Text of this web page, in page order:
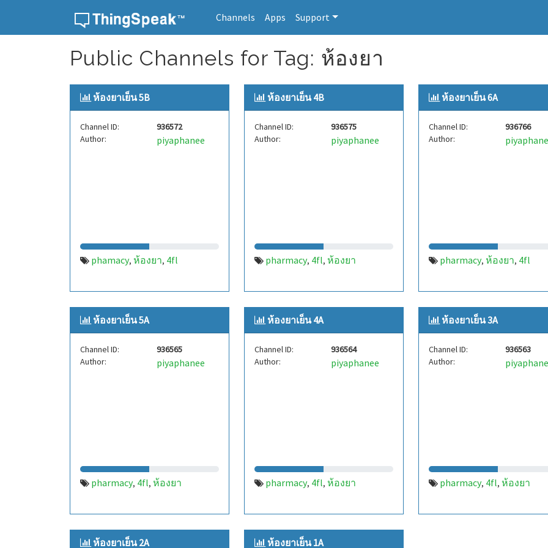
Channels Apps Support
Public Channels for Tag: ห้องยา
ห้องยาเย็น 5B
Channel ID:
936572
Author:
piyaphanee
phamacy, ห้องยา, 4fl
ห้องยาเย็น 4B
Channel ID:
936575
Author:
piyaphanee
pharmacy, 4fl, ห้องยา
ห้องยาเย็น 6A
Channel ID:
936766
Author:
pharmacy, ห้องยา, 4fl
ห้องยาเย็น 5A
Channel ID:
936565
Author:
piyaphanee
pharmacy, 4fl, ห้องยา
ห้องยาเย็น 4A
Channel ID:
936564
Author:
piyaphanee
pharmacy, 4fl, ห้องยา
ห้องยาเย็น 3A
Channel ID:
936563
Author:
pharmacy, 4fl, ห้องยา
ห้องยาเย็น 2A ห้องยาเย็น 1A